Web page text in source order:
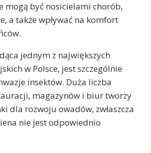
mogą być nosicielami chorób,
a także wpływać na komfort
jednym z największych
w Polsce, jest szczególnie
insektów. Duża liczba
magazynów i biur tworzy
dla rozwoju owadów, zwłaszcza
nie jest odpowiednio